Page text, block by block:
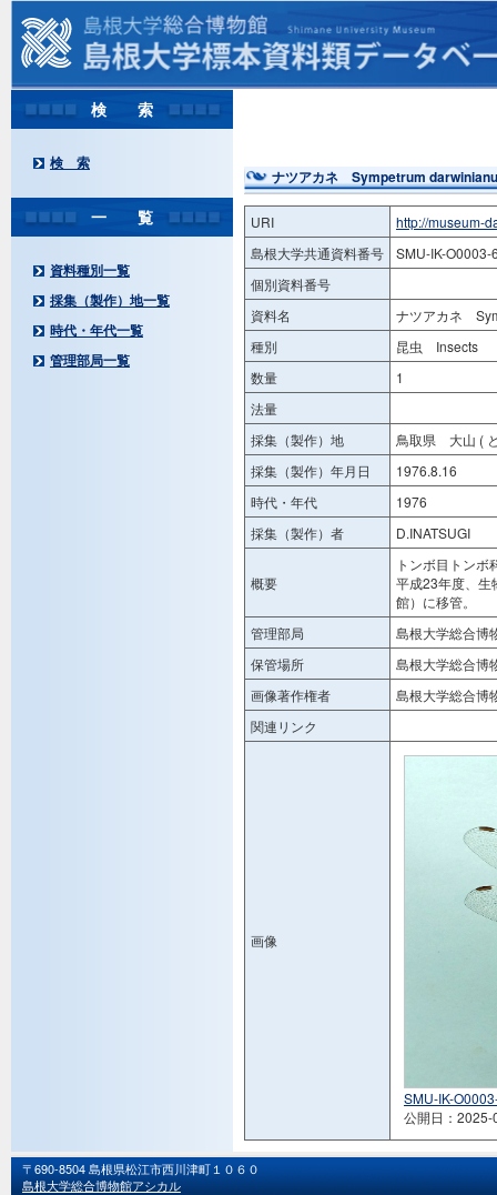
検 索
検 索
一 覧
資料種別一覧
採集（製作）地一覧
時代・年代一覧
管理部局一覧
ナツアカネ Sympetrum
URI
http://museum-
島根大学共通資料番号
SMU-IK-O0003-
個別資料番号
資料名
ナツアカネ
種別
昆虫 Insects
数量
1
法量
採集（製作）地
鳥取県 大山 (
採集（製作）年月日
1976.8.16
時代・年代
1976
採集（製作）者
D.INATSUGI
概要
トンボ目トンボ
平成23年度、生
館）に移管。
管理部局
島根大学総合博
保管場所
島根大学総合博
画像著作権者
島根大学総合博
関連リンク
画像
SMU-IK-
公開日：2025-
〒690-8504 島根県松江市西川津町１０６０
島根大学総合博物館アシカル